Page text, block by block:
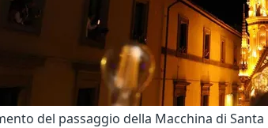
del passaggio della Macchina di